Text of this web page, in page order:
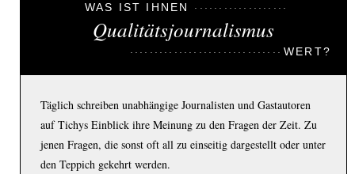
WAS IST IHNEN
Qualitätsjournalismus
WERT?
Täglich schreiben unabhängige Journalisten und Gastautoren
auf Tichys Einblick ihre Meinung zu den Fragen der Zeit. Zu
jenen Fragen, die sonst oft all zu einseitig dargestellt oder unter
den Teppich gekehrt werden.